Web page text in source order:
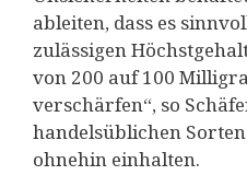
ableiten, dass es
zulässigen
von 200 auf 100
verschärfen“, so
handelsüblichen
ohnehin einhalten.